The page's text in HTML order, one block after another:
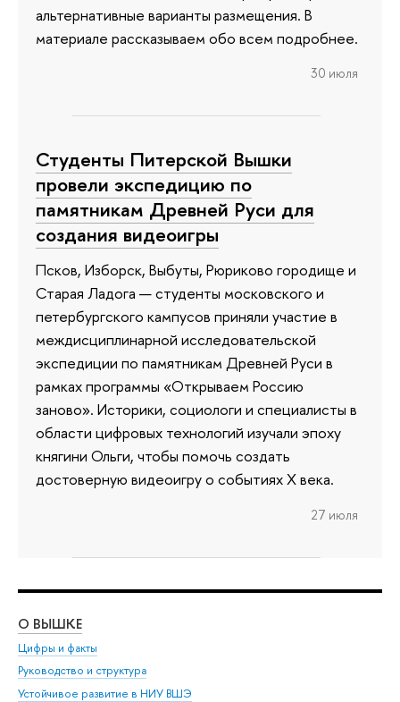
альтернативные варианты размещения. В
материале рассказываем обо всем подробнее.
30 июля
Студенты Питерской Вышки
провели экспедицию по
памятникам Древней Руси для
создания видеоигры
Псков, Изборск, Выбуты, Рюриково городище и
Старая Ладога — студенты московского и
петербургского кампусов приняли участие в
междисциплинарной исследовательской
экспедиции по памятникам Древней Руси в
рамках программы «Открываем Россию
заново». Историки, социологи и специалисты в
области цифровых технологий изучали эпоху
княгини Ольги, чтобы помочь создать
достоверную видеоигру о событиях X века.
27 июля
О ВЫШКЕ
Цифры и факты
Руководство и структура
Устойчивое развитие в НИУ ВШЭ